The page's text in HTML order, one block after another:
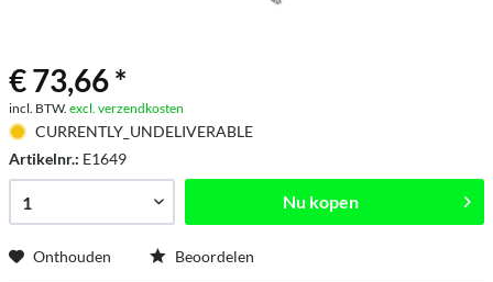
€ 73,66 *
incl. BTW. excl. verzendkosten
CURRENTLY_UNDELIVERABLE
Artikelnr.: E1649
Nu kopen
Onthouden Beoordelen